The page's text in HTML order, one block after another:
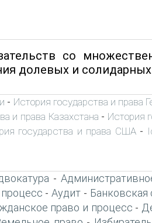
со
долевых и солидарных
- История государства и права
и права Казахстана - История
государства и права США-
-
-Аудит - Банковская
право и процесс -